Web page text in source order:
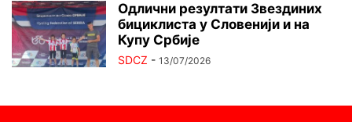
Одлични резултати Звездиних
бициклиста у Словенији и на
Купу Србије
SDCZ - 13/07/2026